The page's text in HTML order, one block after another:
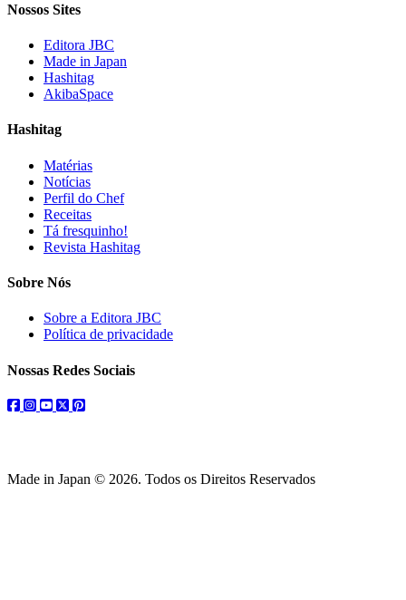
Nossos Sites
Editora JBC
Made in Japan
Hashitag
AkibaSpace
Hashitag
Matérias
Notícias
Perfil do Chef
Receitas
Tá fresquinho!
Revista Hashitag
Sobre Nós
Sobre a Editora JBC
Política de privacidade
Nossas Redes Sociais
facebook
instagram
youtube
twitterpinterest
Made in Japan © 2026. Todos os Direitos Reservados